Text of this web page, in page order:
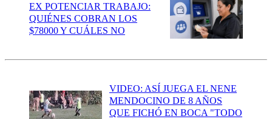
EX POTENCIAR TRABAJO:
QUIÉNES COBRAN LOS
$78000 Y CUÁLES NO
VIDEO: ASÍ JUEGA EL NENE
MENDOCINO DE 8 AÑOS
QUE FICHÓ EN BOCA "TODO